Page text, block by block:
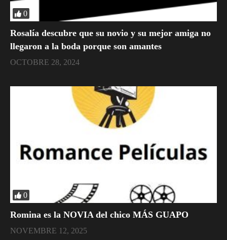
0
Rosalía descubre que su novio y su mejor amiga no
llegaron a la boda porque son amantes
OCTOBRE 28, 2024
0
Romina es la NOVIA del chico MÁS GUAPO
NOVEMBRE 12, 2025